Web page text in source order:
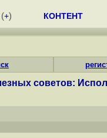
(+) КОНТЕНТ
советов: